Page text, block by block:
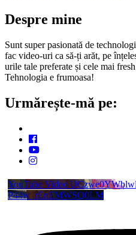
Despre mine
Sunt super pasionată de
fac video-uri ca să-ți arăt, pe
urile tale preferate și cele mai
Tehnologia e frumoasa!
Urmărește-mă pe:
YouTube Video
P44w_rEnEMWSQ0LM